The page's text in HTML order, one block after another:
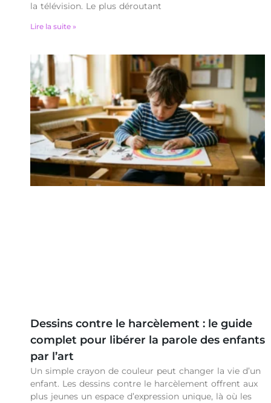
la télévision. Le plus déroutant
Lire la suite »
Dessins contre le harcèlement : le guide
complet pour libérer la parole des enfants
par l’art
Un simple crayon de couleur peut changer la vie d’un
enfant. Les dessins contre le harcèlement offrent aux
plus jeunes un espace d’expression unique, là où les